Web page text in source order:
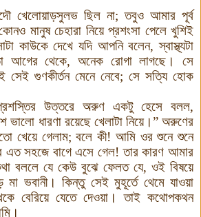
খেলোয়াড়সুলভ ছিল না;তবুও আমার পূর্ব
মানুষ চেহারা নিয়ে প্রশংসা পেলে খুশিই
কাউকে দেখে যদি আপনি বলেন,স্বাস্থ্যটা
আগের থেকে,অনেক রোগা লাগছে ।
সে
সেই গুণকীর্তন মেনে নেবে; সে সত্যি হোক
উত্তরে অরুণ একটু হেসে বলল,
ধারণা রয়েছে খেলাটা নিয়ে।”অরুণের
খেয়ে গেলাম;বলে কী! আমি ওর শুনে শুনে
সহজে বাগে এসে গেল!তার কারণ আমার
বললে যে কেউ বুঝে ফেলত যে, ওই বিষয়ে
ভবানী। কিন্তু সেই মুহূর্তে থেমে যাওয়া
বেরিয়ে যেতে দেওয়া ।
তাই কথোপকথন
।